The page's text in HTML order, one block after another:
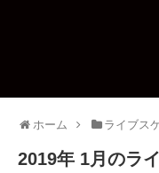
ホーム ライブス
2019年 1月のラ